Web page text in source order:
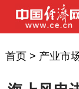
首页> 产业市